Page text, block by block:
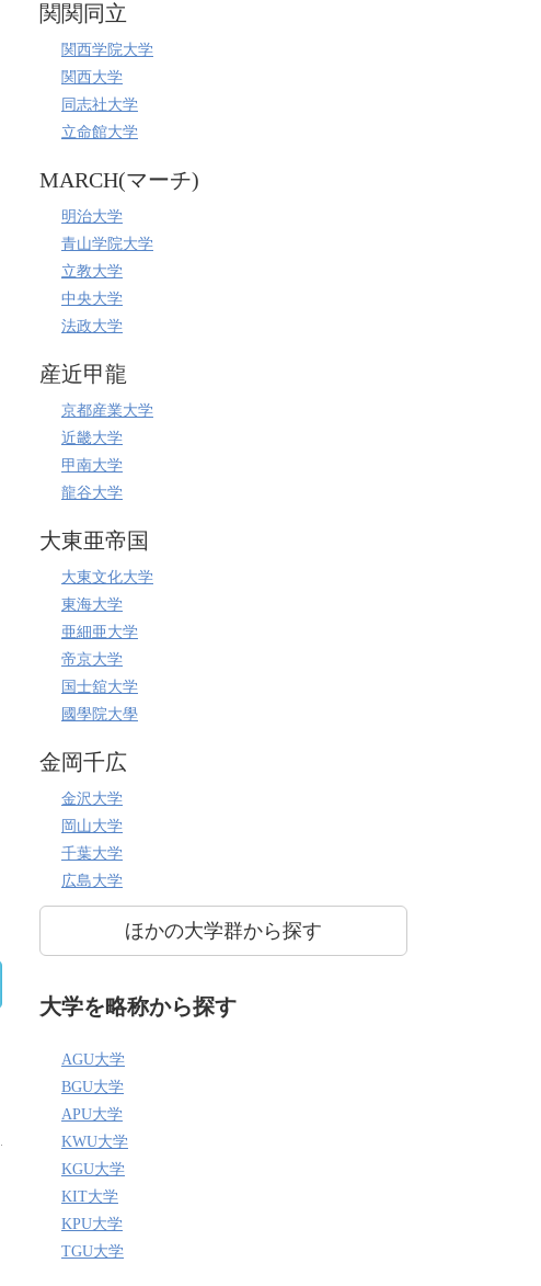
関関同立
関西学院大学
関西大学
同志社大学
立命館大学
MARCH(マーチ)
明治大学
青山学院大学
立教大学
中央大学
法政大学
産近甲龍
京都産業大学
近畿大学
甲南大学
龍谷大学
大東亜帝国
大東文化大学
東海大学
亜細亜大学
帝京大学
国士舘大学
國學院大學
金岡千広
金沢大学
岡山大学
千葉大学
広島大学
ほかの大学群から探す
大学を略称から探す
AGU大学
BGU大学
APU大学
KWU大学
KGU大学
KIT大学
KPU大学
TGU大学